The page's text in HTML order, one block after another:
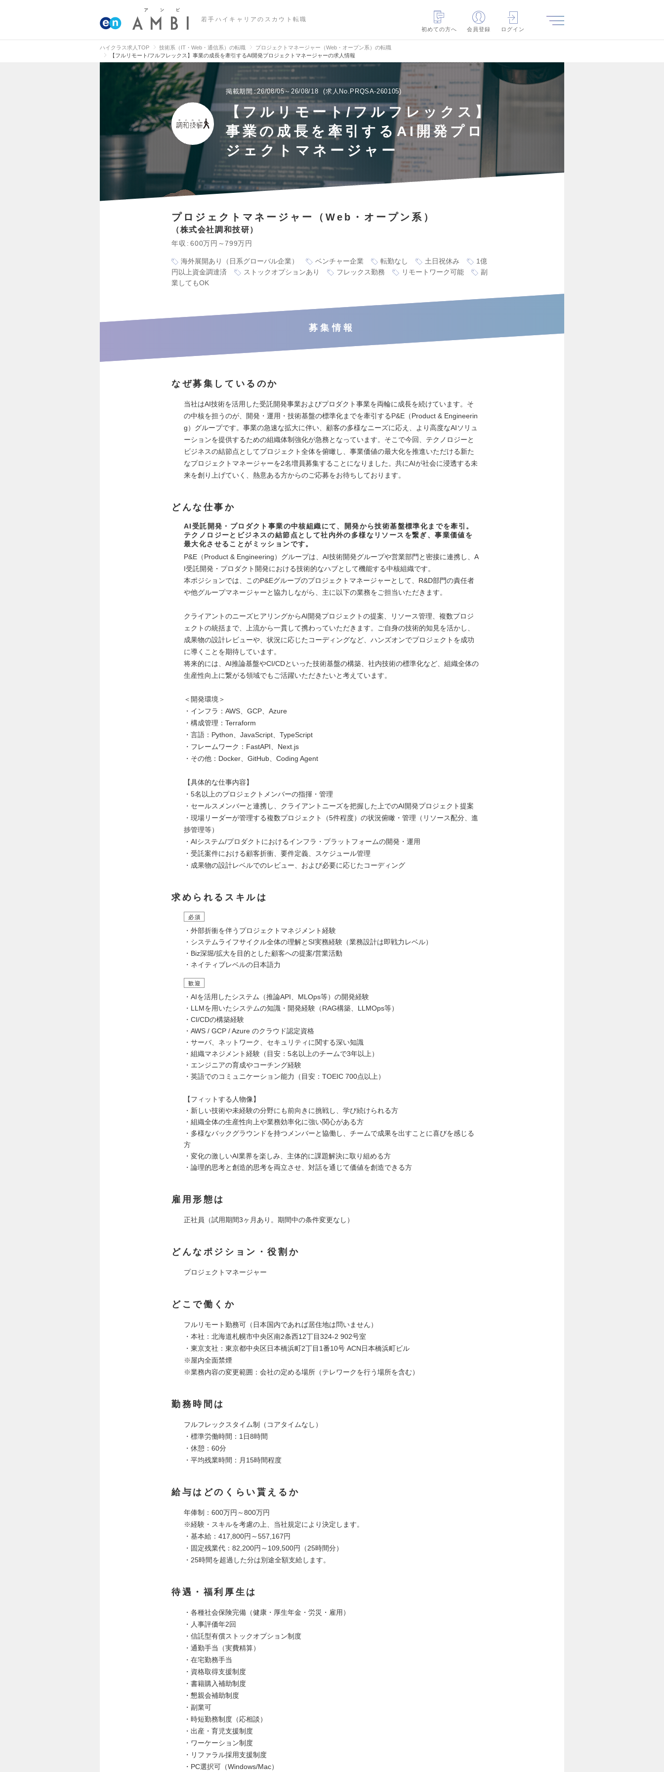
若手ハイキャリアのスカウト転職
初めての方へ
会員登録 ログイン
ハイクラス求人TOP 技術系（IT・Web・通信系）の転職
プロジェクトマネージャー（Web・オープン系）の転職
【フルリモート/フルフレックス】事業の成長を牽引するAI開発プロジェクトマネージャーの求人情報
掲載期間 26/08/05～26/08/18 求人No.PRQSA-260105
【フルリモート/フルフレックス】
事業の成長を牽引するAI開発プロ
ジェクトマネージャー
プロジェクトマネージャー（Web・オープン系）
株式会社調和技研
年収 600万円～799万円
海外展開あり（日系グローバル企業） ベンチャー企業 転勤なし 土日祝休み
1億
円以上資金調達済
ストックオプションあり フレックス勤務 リモートワーク可能
副
業してもOK
募集情報
なぜ募集しているのか
当社はAI技術を活用した受託開発事業およびプロダクト事業を両輪に成長を続けています。そ
の中核を担うのが、開発・運用・技術基盤の標準化までを牽引するP&E（Product & Engineerin
g）グループです。事業の急速な拡大に伴い、顧客の多様なニーズに応え、より高度なAIソリュ
ーションを提供するための組織体制強化が急務となっています。そこで今回、テクノロジーと
ビジネスの結節点としてプロジェクト全体を俯瞰し、事業価値の最大化を推進いただける新た
なプロジェクトマネージャーを2名増員募集することになりました。共にAIが社会に浸透する未
来を創り上げていく、熱意ある方からのご応募をお待ちしております。
どんな仕事か
AI受託開発・プロダクト事業の中核組織にて、開発から技術基盤標準化までを牽引。
テクノロジーとビジネスの結節点として社内外の多様なリソースを繋ぎ、事業価値を
最大化させることがミッションです。
P&E（Product & Engineering）グループは、AI技術開発グループや営業部門と密接に連携し、A
I受託開発・プロダクト開発における技術的なハブとして機能する中核組織です。
本ポジションでは、このP&Eグループのプロジェクトマネージャーとして、R&D部門の責任者
や他グループマネージャーと協力しながら、主に以下の業務をご担当いただきます。
クライアントのニーズヒアリングからAI開発プロジェクトの提案、リソース管理、複数プロジ
ェクトの統括まで、上流から一貫して携わっていただきます。ご自身の技術的知見を活かし、
成果物の設計レビューや、状況に応じたコーディングなど、ハンズオンでプロジェクトを成功
に導くことを期待しています。
将来的には、AI推論基盤やCI/CDといった技術基盤の構築、社内技術の標準化など、組織全体の
生産性向上に繋がる領域でもご活躍いただきたいと考えています。
＜開発環境＞
・インフラ：AWS、GCP、Azure
・構成管理：Terraform
・言語：Python、JavaScript、TypeScript
・フレームワーク：FastAPI、Next.js
・その他：Docker、GitHub、Coding Agent
【具体的な仕事内容】
・5名以上のプロジェクトメンバーの指揮・管理
・セールスメンバーと連携し、クライアントニーズを把握した上でのAI開発プロジェクト提案
・現場リーダーが管理する複数プロジェクト（5件程度）の状況俯瞰・管理（リソース配分、進
捗管理等）
・AIシステム/プロダクトにおけるインフラ・プラットフォームの開発・運用
・受託案件における顧客折衝、要件定義、スケジュール管理
・成果物の設計レベルでのレビュー、および必要に応じたコーディング
求められるスキルは
必須
・外部折衝を伴うプロジェクトマネジメント経験
・システムライフサイクル全体の理解とSI実務経験（業務設計は即戦力レベル）
・Biz深堀/拡大を目的とした顧客への提案/営業活動
・ネイティブレベルの日本語力
歓迎
・AIを活用したシステム（推論API、MLOps等）の開発経験
・LLMを用いたシステムの知識・開発経験（RAG構築、LLMOps等）
・CI/CDの構築経験
・AWS / GCP / Azure のクラウド認定資格
・サーバ、ネットワーク、セキュリティに関する深い知識
・組織マネジメント経験（目安：5名以上のチームで3年以上）
・エンジニアの育成やコーチング経験
・英語でのコミュニケーション能力（目安：TOEIC 700点以上）
【フィットする人物像】
・新しい技術や未経験の分野にも前向きに挑戦し、学び続けられる方
・組織全体の生産性向上や業務効率化に強い関心がある方
・多様なバックグラウンドを持つメンバーと協働し、チームで成果を出すことに喜びを感じる
方
・変化の激しいAI業界を楽しみ、主体的に課題解決に取り組める方
・論理的思考と創造的思考を両立させ、対話を通じて価値を創造できる方
雇用形態は
正社員（試用期間3ヶ月あり。期間中の条件変更なし）
どんなポジション・役割か
プロジェクトマネージャー
どこで働くか
フルリモート勤務可（日本国内であれば居住地は問いません）
・本社：北海道札幌市中央区南2条西12丁目324-2 902号室
・東京支社：東京都中央区日本橋浜町2丁目1番10号 ACN日本橋浜町ビル
※屋内全面禁煙
※業務内容の変更範囲：会社の定める場所（テレワークを行う場所を含む）
勤務時間は
フルフレックスタイム制（コアタイムなし）
・標準労働時間：1日8時間
・休憩：60分
・平均残業時間：月15時間程度
給与はどのくらい貰えるか
年俸制：600万円～800万円
※経験・スキルを考慮の上、当社規定により決定します。
・基本給：417,800円～557,167円
・固定残業代：82,200円～109,500円（25時間分）
・25時間を超過した分は別途全額支給します。
待遇・福利厚生は
・各種社会保険完備（健康・厚生年金・労災・雇用）
・人事評価年2回
・信託型有償ストックオプション制度
・通勤手当（実費精算）
・在宅勤務手当
・資格取得支援制度
・書籍購入補助制度
・懇親会補助制度
・副業可
・時短勤務制度（応相談）
・出産・育児支援制度
・ワーケーション制度
・リファラル採用支援制度
・PC選択可（Windows/Mac）